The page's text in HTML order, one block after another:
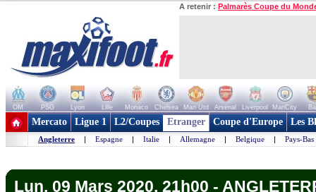
A retenir : Palmarès Coupe du
OM PSG Lyon Lille Monaco Chelsea Man Utd Arsenal Liverpool ManCity
+ de clubs
Mercato Ligue 1 L2/Coupes Etranger Coupe d'Europe Les
Angleterre | Espagne | Italie | Allemagne | Belgique | Pays-Bas
Lun. 09 Mars 2020, 21h00 -